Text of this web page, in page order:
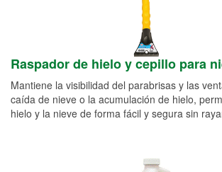
Raspador de hielo y cepillo para
Mantiene la visibilidad del parabrisas y las
caída de nieve o la acumulación de hielo,
hielo y la nieve de forma fácil y segura sin